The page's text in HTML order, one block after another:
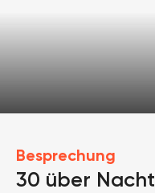
Besprechung
30 über Nacht